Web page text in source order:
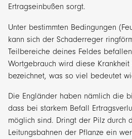
Ertragseinbußen sorgt.
Unter bestimmten Bedingungen
kann sich der Schaderreger
Teilbereiche deines Feldes
Wortgebrauch wird diese Krankheit
bezeichnet, was so viel bedeutet
Die Engländer haben nämlich die
dass bei starkem Befall
möglich sind. Dringt der Pilz durch
Leitungsbahnen der Pflanze ein